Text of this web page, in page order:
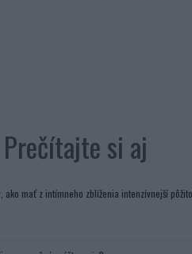
Prečítajte si aj
mať z intímneho zblíženia intenzívnejší